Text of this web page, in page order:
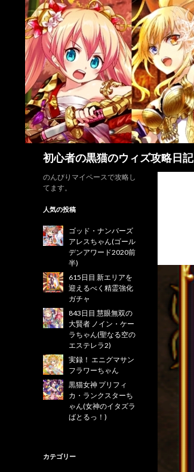
初心者の黒猫のウィズ攻略日記
のんびりマイペースで攻略し
てます。
人気の投稿
ゴッド・ナンバーズ
アレスちゃん(ゴール
デンアワード2020前
半)
615日目 新エリアを
迎えるべく精霊強化
ガチャ
843日目 慧眼無双の
大賢者 ノイン・ケー
ラちゃん(聖なる空の
エステレラ2)
実録！ エニグマサン
フラワーちゃん
黒猫女神 プリフィ
カ・ランクスターち
ゃん(女神のイタズラ
ばとるっ！)
カテゴリー